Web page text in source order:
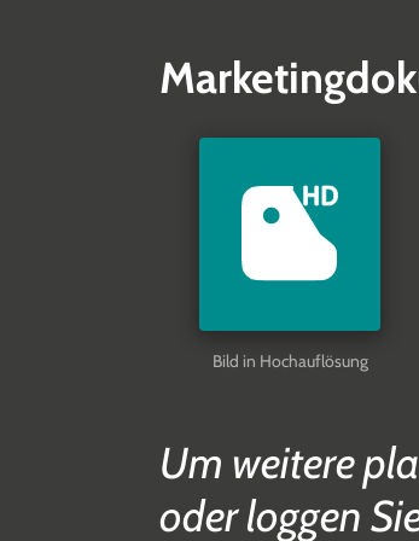
Bild in Hochauflösung
Um weitere
oder loggen